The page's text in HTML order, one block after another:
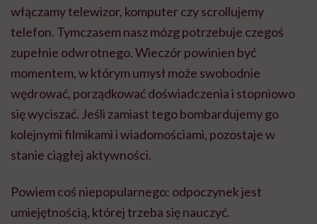
włączamy telewizor, komputer czy scrollujemy
telefon. Tymczasem nasz mózg potrzebuje czegoś
zupełnie odwrotnego. Wieczór powinien być
momentem, w którym umysł może swobodnie
wędrować, porządkować doświadczenia i stopniowo
się wyciszać. Jeśli zamiast tego bombardujemy go
kolejnymi filmikami i wiadomościami, pozostaje w
stanie ciągłej aktywności.
Powiem coś niepopularnego: odpoczynek jest
umiejętnością, której trzeba się nauczyć.